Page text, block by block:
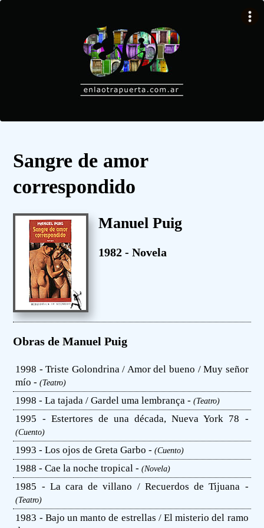
Sangre de amor
correspondido
Manuel Puig
1982 - Novela
Obras de Manuel Puig
1998 - Triste Golondrina / Amor del bueno / Muy señor
mío -(Teatro)
1998 - La tajada / Gardel uma lembrança -(Teatro)
1995 - Estertores de una década, Nueva York 78 -
(Cuento)
1993 - Los ojos de Greta Garbo -(Cuento)
1988 - Cae la noche tropical -(Novela)
1985 - La cara de villano / Recuerdos de Tijuana -
(Teatro)
1983 - Bajo un manto de estrellas / El misterio del ramo